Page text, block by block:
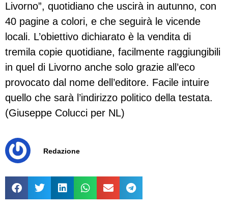
Livorno”, quotidiano che uscirà in autunno, con
40 pagine a colori, e che seguirà le vicende
locali. L’obiettivo dichiarato è la vendita di
tremila copie quotidiane, facilmente raggiungibili
in quel di Livorno anche solo grazie all’eco
provocato dal nome dell’editore. Facile intuire
quello che sarà l’indirizzo politico della testata.
(Giuseppe Colucci per NL)
Redazione